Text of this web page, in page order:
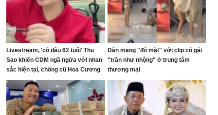
Livestream, 'cô dâu 62 tuổi' Thu
Sao khiến CDM ngã ngửa với nhan
sắc hiện tại, chồng cũ Hoa Cương
bị réo tên
Dân mạng "đỏ mặt" với clip cô gái
"trần như nhộng" ở trung tâm
thương mại